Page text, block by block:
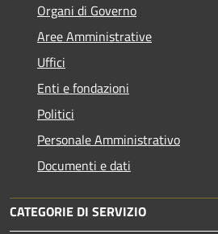
Organi di Governo
Aree Amministrative
Uffici
Enti e fondazioni
Politici
Personale Amministrativo
Documenti e dati
CATEGORIE DI SERVIZIO